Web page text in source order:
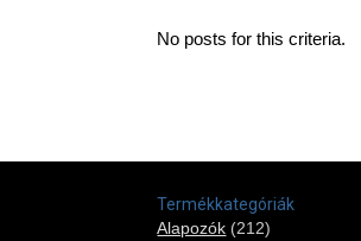
No posts for this criteria.
Termékkategóriák
Alapozók (212)